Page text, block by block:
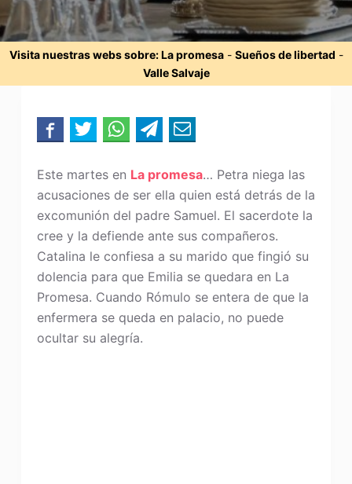
Visita nuestras webs sobre:La promesa- Sueños de libertad -
Valle Salvaje
Este martes en La promesa… Petra niega las
acusaciones de ser ella quien está detrás de la
excomunión del padre Samuel. El sacerdote la
cree y la defiende ante sus compañeros.
Catalina le confiesa a su marido que fingió su
dolencia para que Emilia se quedara en La
Promesa. Cuando Rómulo se entera de que la
enfermera se queda en palacio, no puede
ocultar su alegría.